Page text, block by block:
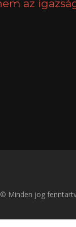
az
© Minden jog